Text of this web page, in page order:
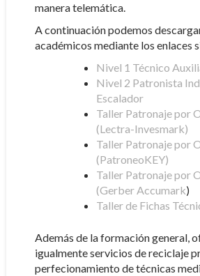
manera telemática.
A continuación podemos
académicos mediante los enlaces
Nivel 1 Técnico
Nivel 2 Patronista
Escalador
Taller Patronaje por
(Lectra-Invesmark)
Taller Patronaje por
(PatroneoKEY)
Taller Patronaje por
(Gerber Accumark)
Taller de Fichas
Además de la formación general,
igualmente servicios de reciclaje
perfecionamiento de técnicas